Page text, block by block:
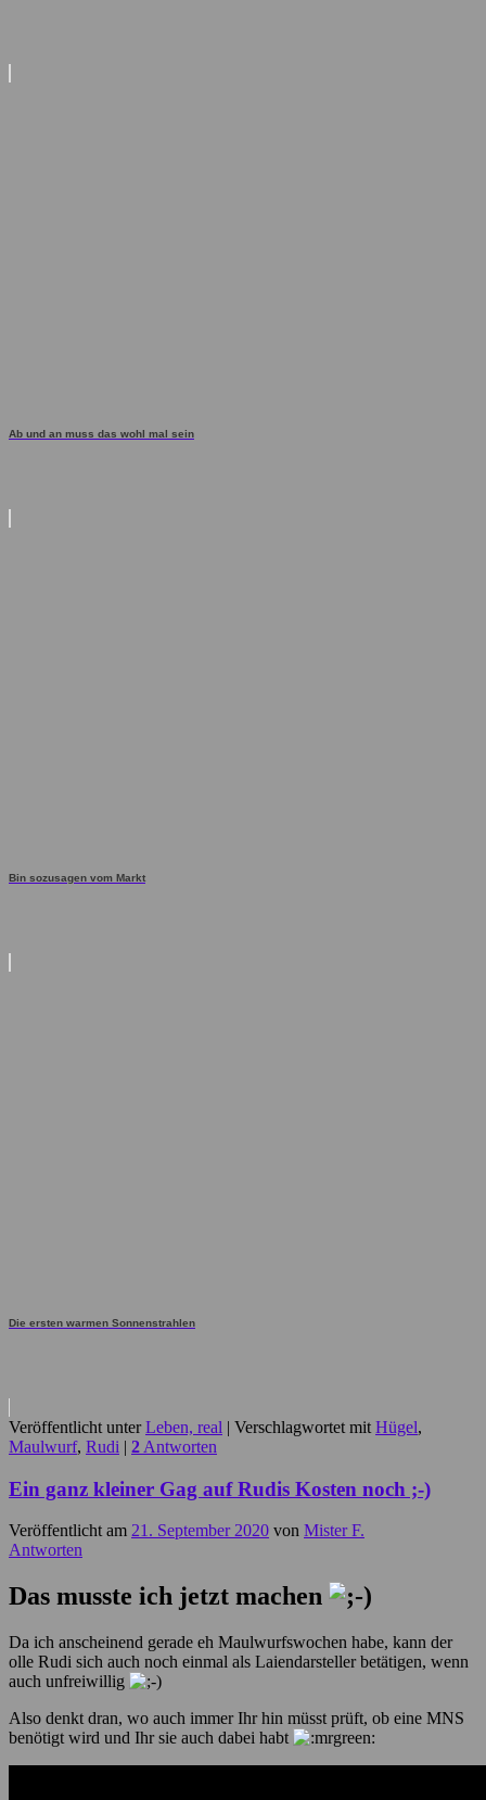
Ab und an muss das wohl mal sein
Bin sozusagen vom Markt
Die ersten warmen Sonnenstrahlen
Veröffentlicht unter Leben, real | Verschlagwortet mit Hügel,
Maulwurf, Rudi | 2 Antworten
Ein ganz kleiner Gag auf Rudis Kosten noch ;-)
Veröffentlicht am 21. September 2020 von Mister F.
Antworten
Das musste ich jetzt machen
Da ich anscheinend gerade eh Maulwurfswochen habe, kann der
olle Rudi sich auch noch einmal als Laiendarsteller betätigen, wenn
auch unfreiwillig
Also denkt dran, wo auch immer Ihr hin müsst prüft, ob eine MNS
benötigt wird und Ihr sie auch dabei habt